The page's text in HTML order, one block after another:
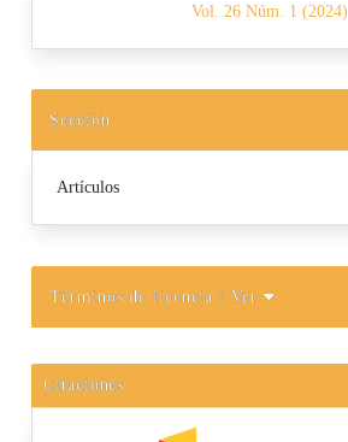
Vol. 26 Núm. 1 (2024)
Sección
Artículos
Términos de licencia/ Ver
Citaciones